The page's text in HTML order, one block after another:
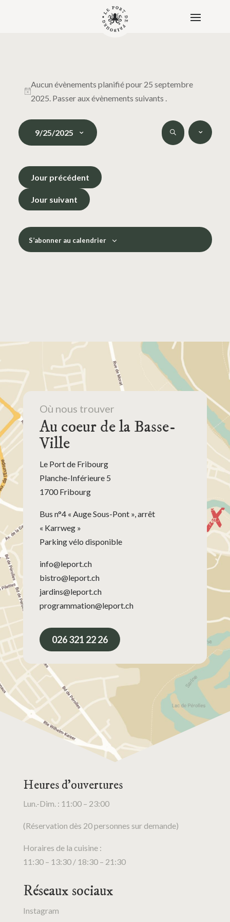
for
25
septembre
2025
Notice
Aucun évènements planifié pour 25 septembre
2025. Passer auxévènements suivants .
Recherche
et Recherche
de
vues
9/25/2025
une
date.Jour précédent
Jour suivant
S’abonner au calendrier
Où nous trouver
Au coeur de la Basse-
Ville
Le Port de Fribourg
Planche-Inférieure 5
1700 Fribourg
Bus n°4 « Auge Sous-Pont », arrêt
« Karrweg »
Parking vélo disponible
info@leport.ch
bistro@leport.ch
jardins@leport.ch
programmation@leport.ch
026 321 22 26
Heures d’ouvertures
Lun.-Dim. : 11:00 – 23:00
(Réservation dès 20 personnes sur demande)
Horaires de la cuisine :
11:30 – 13:30 / 18:30 – 21:30
Réseaux sociaux
Instagram